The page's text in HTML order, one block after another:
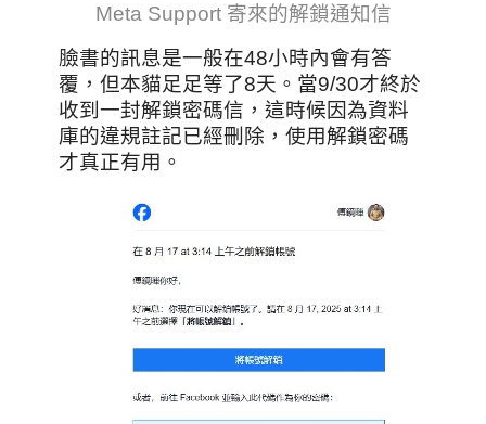
Meta Support 寄來的解鎖通知信
臉書的訊息是一般在48小時內會有答
覆，但本貓足足等了8天。當9/30才終於
收到一封解鎖密碼信，這時候因為資料
庫的違規註記已經刪除，使用解鎖密碼
才真正有用。